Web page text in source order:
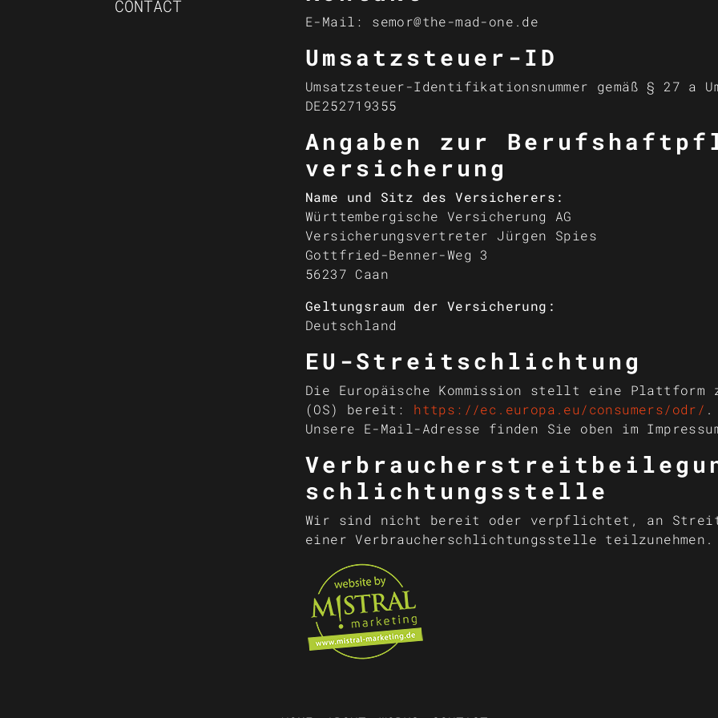
E-Mail: semor@the-mad-one.de
Umsatzsteuer-ID
Umsatzsteuer-Identifikationsnummer gemäß § 27 a
DE252719355
Angaben zur
versicherung
Name und Sitz des Versicherers:
Württembergische Versicherung AG
Versicherungsvertreter Jürgen Spies
Gottfried-Benner-Weg 3
56237 Caan
Geltungsraum der Versicherung:
Deutschland
EU-Streitschlichtung
Die Europäische Kommission stellt eine Plattform
(OS) bereit: https://ec.europa.eu/consumers/odr/ .
Unsere E-Mail-Adresse finden Sie oben im
schlichtungs­stelle
Wir sind nicht bereit oder verpflichtet, an
einer Verbraucherschlichtungsstelle teilzunehmen.
CONTACT